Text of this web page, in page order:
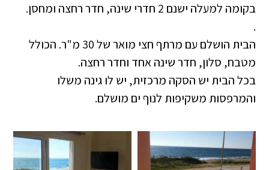
בקומה למעלה ישנם 2 חדרי שינה, חדר רחצה ומחסן.
.
הבית הושלם עם מרתף חצי מואר של 30 מ"ר. הכולל
מטבח, סלון, חדר שינה אחד וחדר רחצה.
בכל הבית יש הסקה מרכזית, יש לו גינה משלו
והמרפסות משקיפות לנוף ים מושלם.